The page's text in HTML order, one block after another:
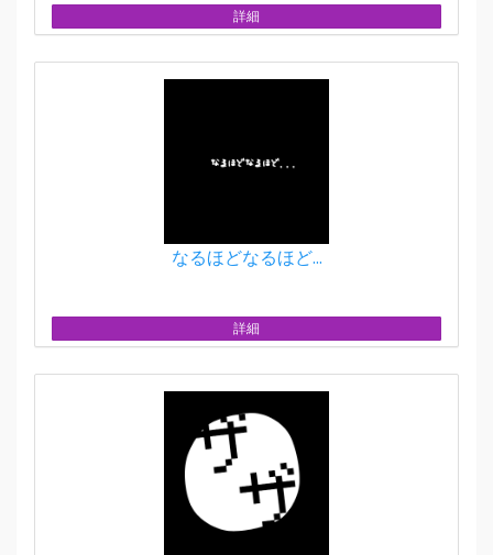
詳細
なるほどなるほど...
詳細